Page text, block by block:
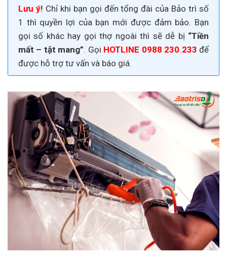
Lưu ý! Chỉ khi bạn gọi đến tổng đài của Bảo trì số
1 thì quyền lợi của bạn mới được đảm bảo. Bạn
gọi số khác hay gọi thợ ngoài thì sẽ dễ bị “Tiền
mất – tật mang”. Gọi HOTLINE 0988 230 233 để
được hỗ trợ tư vấn và báo giá.